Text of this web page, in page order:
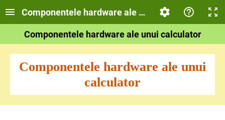
Componentele hardware ale unui calculator
Componentele hardware ale unui calculator
Componentele hardware ale unui
calculator